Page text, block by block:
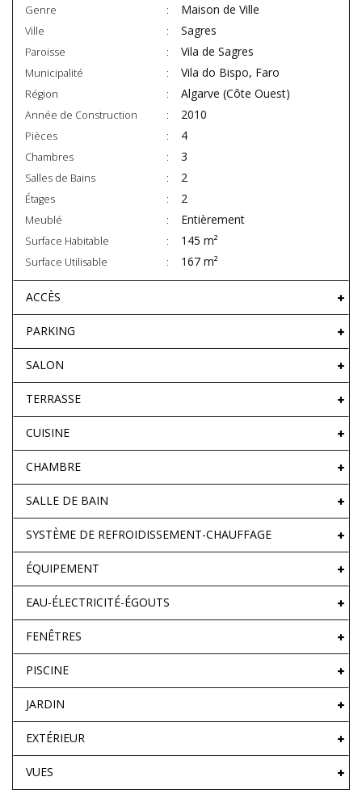
Genre Maison de Ville
Ville Sagres
Paroisse Vila de Sagres
Municipalité Vila do Bispo, Faro
Région Algarve (Côte Ouest)
Année de Construction 2010
Pièces 4
Chambres 3
Salles de Bains 2
Étages 2
Meublé Entièrement
Surface Habitable 145 m²
Surface Utilisable 167 m²
ACCÈS
PARKING
SALON
TERRASSE
CUISINE
CHAMBRE
SALLE DE BAIN
SYSTÈME DE REFROIDISSEMENT-CHAUFFAGE
ÉQUIPEMENT
EAU-ÉLECTRICITÉ-ÉGOUTS
FENÊTRES
PISCINE
JARDIN
EXTÉRIEUR
VUES